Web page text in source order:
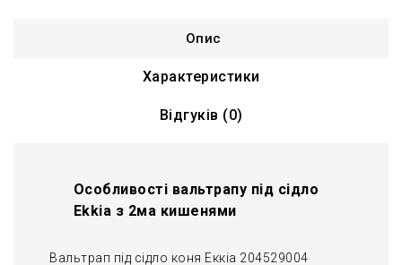
Опис
Характеристики
Відгуків (0)
Особливості вальтрапу під сідло
Ekkia з 2ма кишенями
Вальтрап під сідло коня Еккіа 204529004